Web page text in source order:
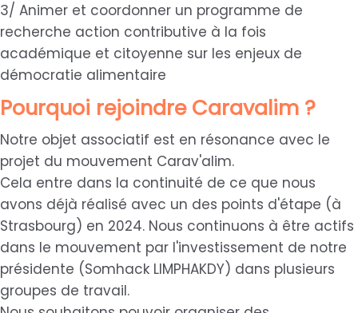
3/ Animer et coordonner un programme de
recherche action contributive à la fois
académique et citoyenne sur les enjeux de
démocratie alimentaire
Pourquoi rejoindre Caravalim ?
Notre objet associatif est en résonance avec le
projet du mouvement Carav'alim.
Cela entre dans la continuité de ce que nous
avons déjà réalisé avec un des points d'étape (à
Strasbourg) en 2024. Nous continuons à être actifs
dans le mouvement par l'investissement de notre
présidente (Somhack LIMPHAKDY) dans plusieurs
groupes de travail.